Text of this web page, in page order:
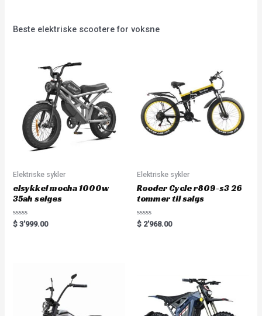
Beste elektriske scootere for voksne
Elektriske sykler
elsykkel mocha 1000w
35ah selges
Rated
0
$ 3'999.00
Elektriske sykler
Rooder Cycle r809-s3 26
tommer til salgs
Rated
0
$ 2'968.00